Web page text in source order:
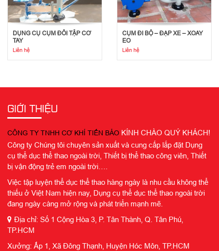
DỤNG CỤ CỤM ĐÔI TẬP CƠ
TAY
Liên hệ
CỤM ĐI BỘ – ĐẠP XE – XOAY
EO
Liên hệ
GIỚI THIỆU
CÔNG TY TNHH CƠ KHÍ TIẾN BẢO KÍNH CHÀO QUÝ KHÁCH!
Công ty Chúng tôi chuyên sản xuất và cung cấp lắp đặt Dụng
cụ thể dục thể thao ngoài trời, Thiết bị thể thao công viên, Thiết
bị vận động trẻ em ngoài trời….
Việc tập luyện thể dục thể thao hàng ngày là nhu cầu không thể
thiếu ở Việt Nam hiện nay, Dụng cụ thể dục thể thao ngoài trời
đang ngày càng mở rộng và phát triển mạnh mẽ.
Địa chỉ: Số 1 Cộng Hòa 3, P. Tân Thành, Q. Tân Phú,
TP.HCM
Xưởng: Ấp 1, Xã Đông Thạnh, Huyện Hóc Môn, TP.HCM